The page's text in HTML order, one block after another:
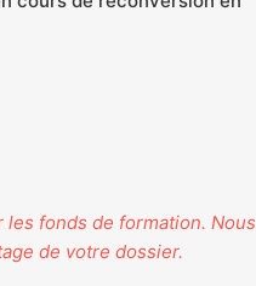
fonds de formation. Nous
de votre dossier.